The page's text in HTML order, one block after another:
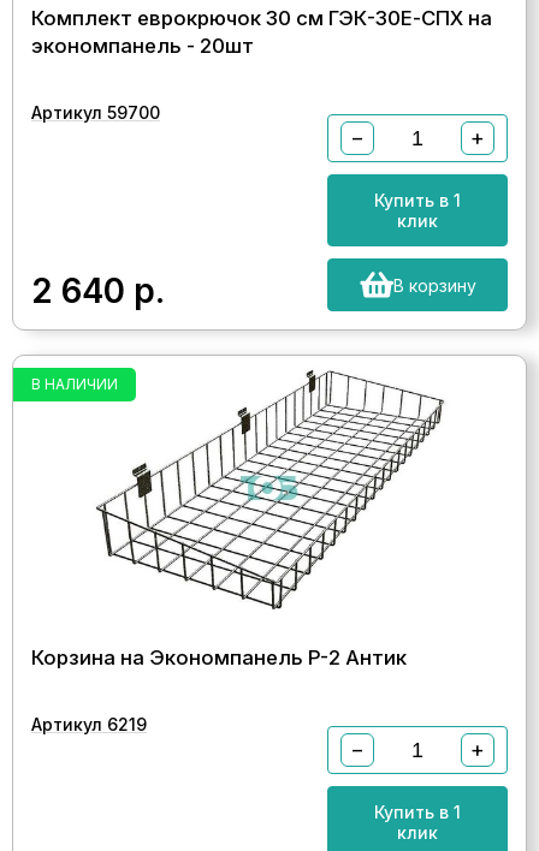
Комплект еврокрючок 30 см ГЭК-30Е-СПХ на
экономпанель - 20шт
Артикул 59700
2 640 р.
− +
Купить в 1
клик
В корзину
В НАЛИЧИИ
Корзина на Экономпанель P-2 Антик
Артикул 6219
− +
Купить в 1
клик